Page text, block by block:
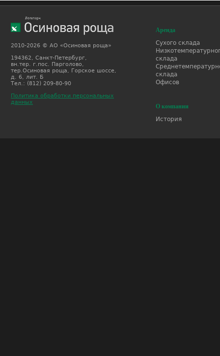
2010-2026 © АО «Осиновая роща»
194362, Санкт-Петербург,
вн.тер. г.пос. Парголово,
тер.Осиновая роща, Горское шоссе,
д. 6, лит. Б
Тел.: (812) 209-80-90
Политика обработки персональных
данных
Аренда
Сухого склада
склада
склада
Офисов
О компании
История